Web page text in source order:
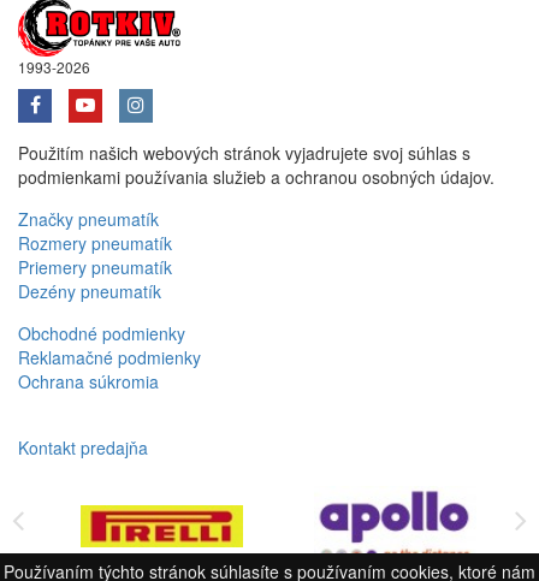
1993-2026
Použitím našich webových stránok vyjadrujete svoj súhlas s
podmienkami používania služieb a ochranou osobných údajov.
Značky pneumatík
Rozmery pneumatík
Priemery pneumatík
Dezény pneumatík
Obchodné podmienky
Reklamačné podmienky
Ochrana súkromia
Kontakt predajňa
Používaním týchto stránok súhlasíte s používaním cookies, ktoré nám